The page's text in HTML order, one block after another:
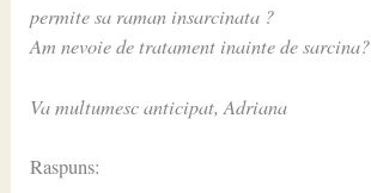
permite sa raman insarcinata ?
Am nevoie de tratament inainte de sarcina?
Va multumesc anticipat, Adriana
Raspuns: